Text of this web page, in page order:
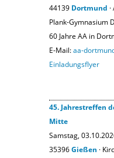
44139 Dortmund
Plank-Gymnasium
60 Jahre AA in
E-Mail:aa-
Einladungsflyer
45. Jahrestreffen
Mitte
Samstag,
35396Gießen ·